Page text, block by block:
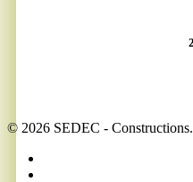
© 2026 SEDEC - Constructions.